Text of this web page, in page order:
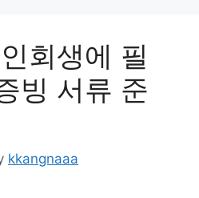
회생에 필
빙 서류 준
kkangnaaa